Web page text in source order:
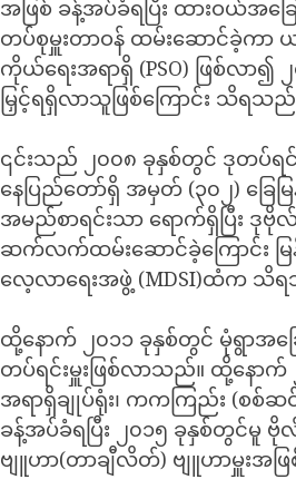
အဖြစ် ခန့်အပ်ခံရပြီး ထားဝယ်အ
တပ်စုမှူးတာဝန် ထမ်းဆောင်ခဲ့ကာ
ကိုယ်ရေးအရာရှိ (PSO) ဖြစ်လာ
မြှင့်ရရှိလာသူဖြစ်ကြောင်း သိရသည်
၎င်းသည် ၂၀၀၈ ခုနှစ်တွင် ဒုတပ်ရ
နေပြည်တော်ရှိ အမှတ် (၃၀၂) ခြေ
အမည်စာရင်းသာ ရောက်ရှိပြီး ဒုဗိုလ်
ဆက်လက်ထမ်းဆောင်ခဲ့ကြောင်း မြ
လေ့လာရေးအဖွဲ့ (MDSI)ထံက သိ
ထို့နောက် ၂၀၁၁ ခုနှစ်တွင် မုံရွာအခ
တပ်ရင်းမှူးဖြစ်လာသည်။ ထို့နောက်
အရာရှိချုပ်ရုံး၊ ကကကြည်း (စစ်ဆ
ခန့်အပ်ခံရပြီး ၂၀၁၅ ခုနှစ်တွင်မူ ဗို
ဗျူဟာ(တာချီလိတ်) ဗျူဟာမှူးအ